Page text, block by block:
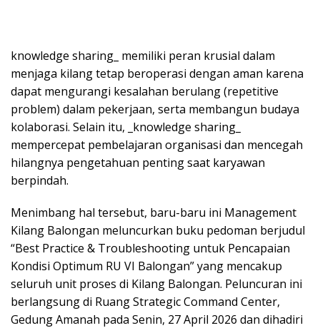
knowledge sharing_ memiliki peran krusial dalam
menjaga kilang tetap beroperasi dengan aman karena
dapat mengurangi kesalahan berulang (repetitive
problem) dalam pekerjaan, serta membangun budaya
kolaborasi. Selain itu, _knowledge sharing_
mempercepat pembelajaran organisasi dan mencegah
hilangnya pengetahuan penting saat karyawan
berpindah.
Menimbang hal tersebut, baru-baru ini Management
Kilang Balongan meluncurkan buku pedoman berjudul
“Best Practice & Troubleshooting untuk Pencapaian
Kondisi Optimum RU VI Balongan” yang mencakup
seluruh unit proses di Kilang Balongan. Peluncuran ini
berlangsung di Ruang Strategic Command Center,
Gedung Amanah pada Senin, 27 April 2026 dan dihadiri